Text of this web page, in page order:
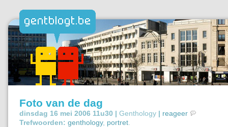
Foto van de dag
dinsdag 16 mei 2006 11u30 | Genthology | reageer
Trefwoorden: genthology, portret